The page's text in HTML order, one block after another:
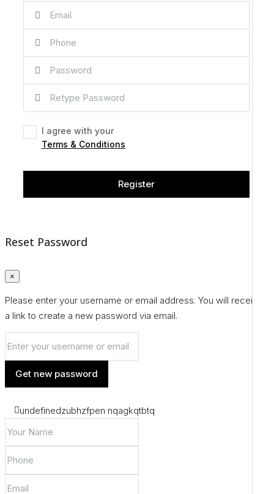
I agree with your
Terms & Conditions
Register
Reset Password
×
Please enter your username or email address. You will receive
a link to create a new password via email.
Get new password
undefinedzubhzfpen nqagkqtbtq